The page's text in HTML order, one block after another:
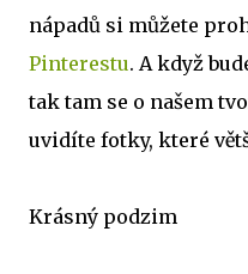
nápadů si můžete
Pinterestu. A když
tak tam se o našem
uvidíte fotky, které
Krásný podzim